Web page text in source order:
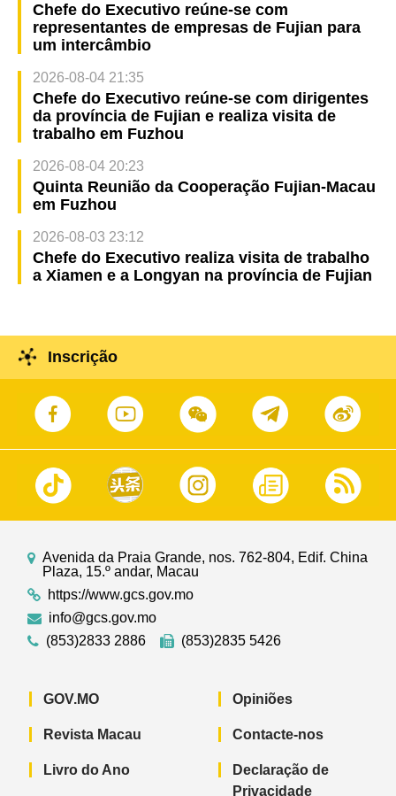
Chefe do Executivo reúne-se com
representantes de empresas de Fujian para
um intercâmbio
2026-08-04 21:35
Chefe do Executivo reúne-se com dirigentes
da província de Fujian e realiza visita de
trabalho em Fuzhou
2026-08-04 20:23
Quinta Reunião da Cooperação Fujian-Macau
em Fuzhou
2026-08-03 23:12
Chefe do Executivo realiza visita de trabalho
a Xiamen e a Longyan na província de Fujian
Inscrição
Avenida da Praia Grande, nos. 762-804, Edif. China
Plaza, 15.º andar, Macau
https://www.gcs.gov.mo
info@gcs.gov.mo
(853)2833 2886
(853)2835 5426
GOV.MO
Revista Macau
Livro do Ano
Opiniões
Contacte-nos
Declaração de
Privacidade